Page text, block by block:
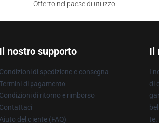
Offerto nel paese di utilizzo
Il nostro supporto
Condizioni di spedizione e consegna
Termini di pagamento
Condizioni di ritorno e rimborso
Contattaci
Aiuto del cliente (FAQ)
Il
I
di
te.